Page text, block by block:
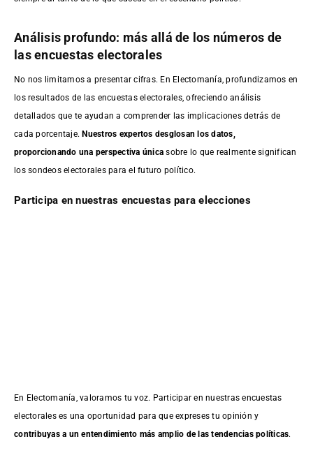
Análisis profundo: más allá de los números de
las encuestas electorales
No nos limitamos a presentar cifras. En Electomanía, profundizamos en
los resultados de las encuestas electorales, ofreciendo análisis
detallados que te ayudan a comprender las implicaciones detrás de
cada porcentaje.Nuestros expertos desglosan los datos,
proporcionando una perspectiva única sobre lo que realmente significan
los sondeos electorales para el futuro político.
Participa en nuestras encuestas para elecciones
En Electomanía, valoramos tu voz. Participar en nuestras encuestas
electorales es una oportunidad para que expreses tu opinión y
contribuyas a un entendimiento más amplio de las tendencias políticas.